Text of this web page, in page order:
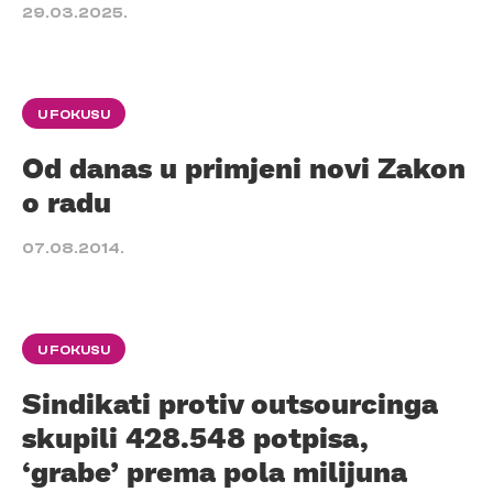
29.03.2025.
U FOKUSU
Od danas u primjeni novi Zakon
o radu
07.08.2014.
U FOKUSU
Sindikati protiv outsourcinga
skupili 428.548 potpisa,
‘grabe’ prema pola milijuna